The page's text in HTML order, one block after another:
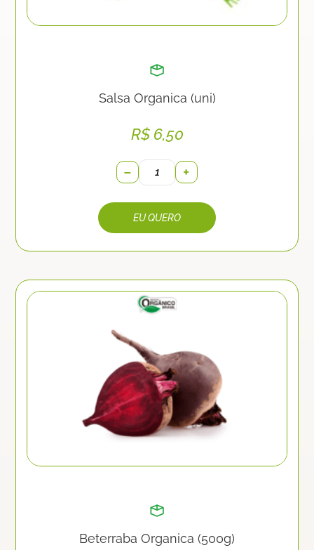
Salsa Organica (uni)
R$6,50
− +
Beterraba Organica (500g)